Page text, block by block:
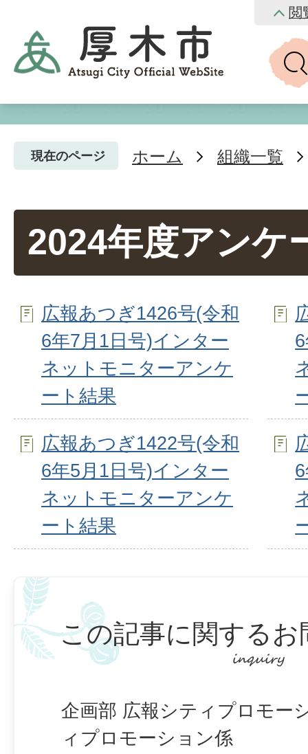
閲
現在のページ ホーム 組織一覧
2024年度アンケ
広報あつぎ1426号(令和
6年7月1日号)インター
ネットモニターアンケ
ート結果
広報あつぎ1422号(令和
6年5月1日号)インター
ネットモニターアンケ
ート結果
この記事に関するお
企画部 広報シティプロモー
ィプロモーション係